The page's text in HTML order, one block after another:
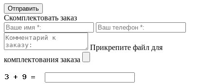
Скомплектовать заказ
Прикрепите файл для
комплектования заказа